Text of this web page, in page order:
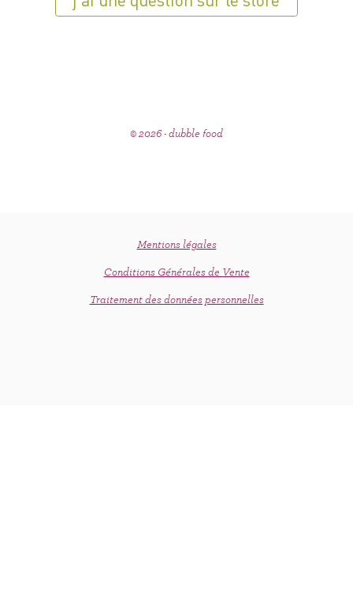
Mentions légales
Conditions Générales de Vente
© 2026 - dubble food
Traitement des données personnelles